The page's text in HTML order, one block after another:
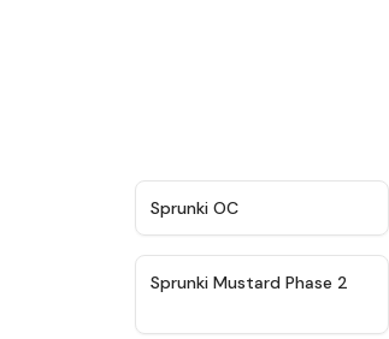
Sprunki OC
★ 4.4
Sprunki Mustard Phase 2